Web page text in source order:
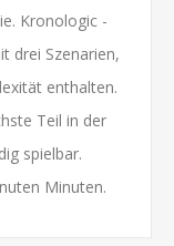
Kronologic -
drei Szenarien,
enthalten.
Teil in der
spielbar.
Minuten.